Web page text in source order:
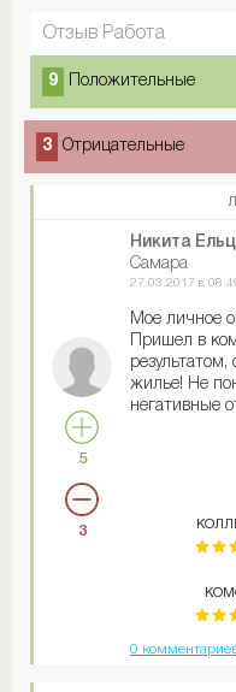
Отзыв Работа
9 Положительные
3 Отрицательные
5
3
Никита
Самара
27.03.2017 в
Мое личное
Пришел в
жилье! Не
негативные
0